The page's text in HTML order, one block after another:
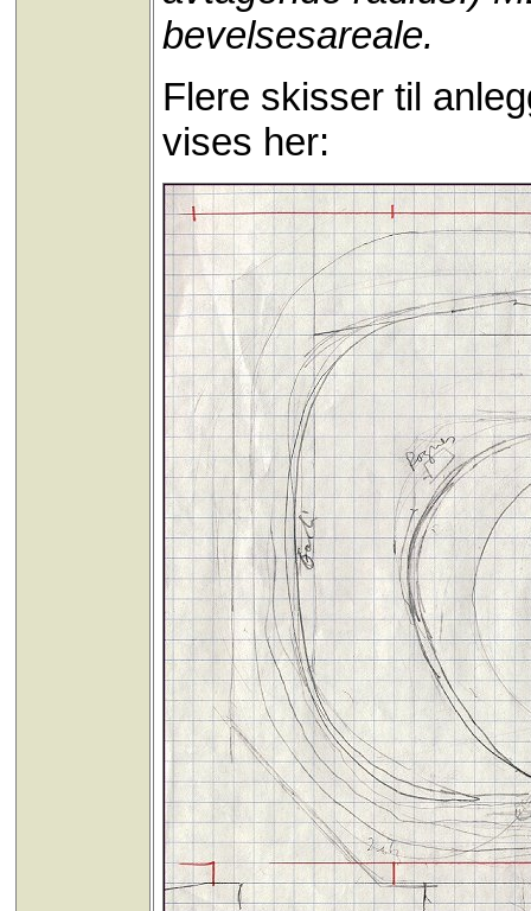
bevelsesareale.
Flere skisser til
vises her: